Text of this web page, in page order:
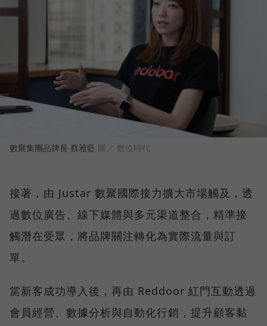
數聚集團品牌長 蔡雅藍 圖／ 數位時代
接著，由 Justar 數聚國際接力擴大市場觸及，透
過數位廣告、線下媒體與多元渠道整合，精準接
觸潛在受眾，將品牌關注轉化為實際流量與訂
單。
當新客成功導入後，再由 Reddoor 紅門互動透過
會員經營、數據分析與自動化行銷，提升顧客黏